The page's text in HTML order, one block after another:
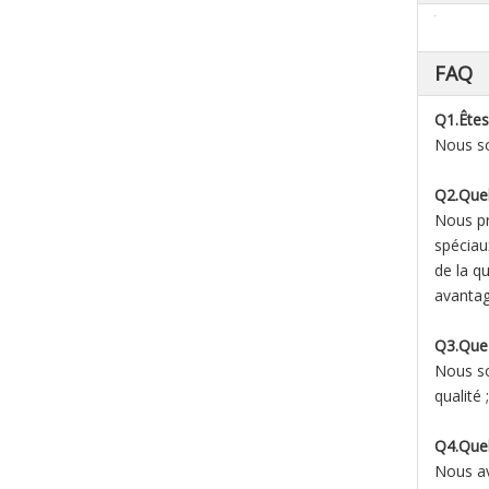
FAQ
Nous
Nous
de la
Nous
qualité
Nous